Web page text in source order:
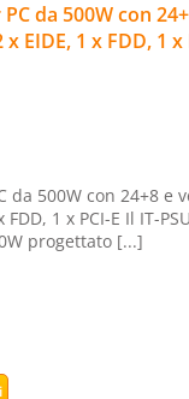
da 500W con
EIDE, 1 x FDD, 1 x
da 500W con 24+8 e
FDD, 1 x PCI-E Il IT-
progettato [...]